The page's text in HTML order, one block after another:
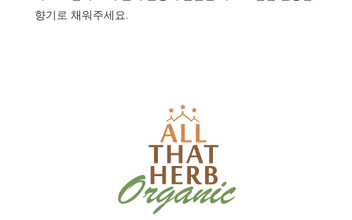
향기로 채워주세요.